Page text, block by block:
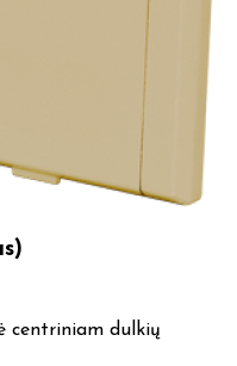
centriniam dulkių